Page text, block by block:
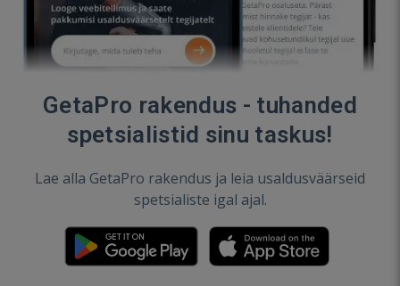
GetaPro rakendus - tuhanded
spetsialistid sinu taskus!
Lae alla GetaPro rakendus ja leia usaldusväärseid
spetsialiste igal ajal.